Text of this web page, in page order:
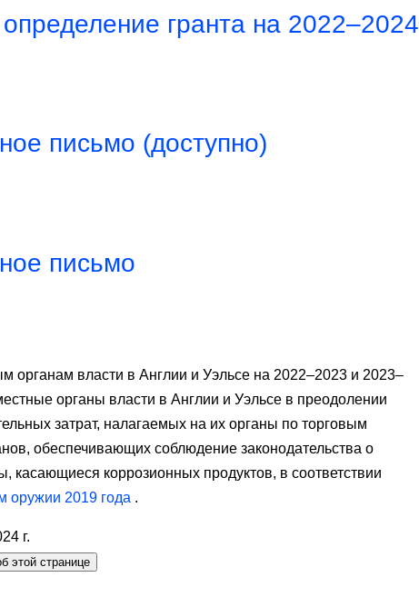
гранта на 2022–2024
письмо (доступно)
письмо
органам власти в Англии и Уэльсе на 2022–2023 и 2023–
органы власти в Англии и Уэльсе в преодолении
затрат, налагаемых на их органы по торговым
обеспечивающих соблюдение законодательства о
касающиеся коррозионных продуктов, в соответствии
оружии 2019 года .
г.
этой странице